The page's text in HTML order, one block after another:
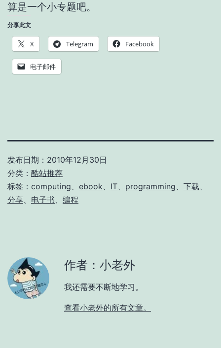
算是一个小专题吧。
分享此文
X Telegram Facebook
电子邮件
发布日期： 2010年12月30日
分类： 酷站推荐
标签： computing ebook IT programming 下载
分享
电子书 编程
作者：小老外
我还需要不断地学习。
查看小老外的所有文章。